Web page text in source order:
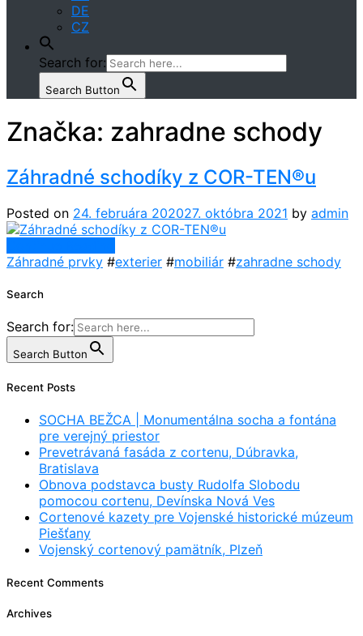
DE
CZ
Search for:
Search Button
Značka: zahradne schody
Záhradné schodíky z COR-TEN®u
Posted on 24. februára 202027. októbra 2021 by admin
Záhradné prvky #exterier #mobiliár #zahradne schody
Search
Search for:
Search Button
Recent Posts
SOCHA BEŽCA | Monumentálna socha a fontána
pre verejný priestor
Prevetrávaná fasáda z cortenu, Dúbravka,
Bratislava
Obnova podstavca busty Rudolfa Slobodu
pomocou cortenu, Devínska Nová Ves
Cortenové kazety pre Vojenské historické múzeum
Piešťany
Vojenský cortenový pamätník, Plzeň
Recent Comments
Archives